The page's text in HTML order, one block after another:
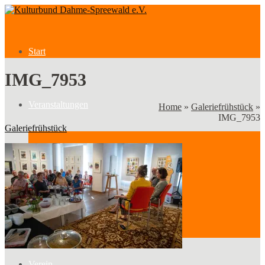
Start
Veranstaltungen
Veranstaltungen
Kategorien
IMG_7953
Home » Galeriefrühstück »
IMG_7953
Galeriefrühstück